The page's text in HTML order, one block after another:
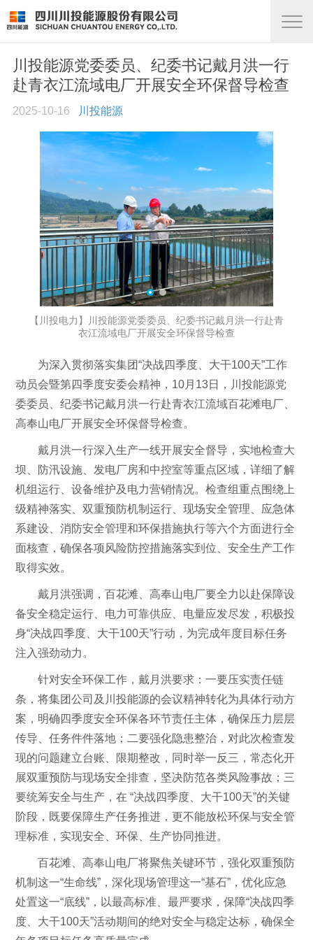
川投能源党委委员、纪委书记戴月洪一行
赴青衣江流域电厂开展安全环保督导检查
2025-10-16 川投能源
【川投电力】川投能源党委委员、纪委书记戴月洪一行赴青
衣江流域电厂开展安全环保督导检查
为深入贯彻落实集团“决战四季度、大干100天”工作
动员会暨第四季度安委会精神，10月13日，川投能源党
委委员、纪委书记戴月洪一行赴青衣江流域百花滩电厂、
高奉山电厂开展安全环保督导检查。
戴月洪一行深入生产一线开展安全督导，实地检查大
坝、防汛设施、发电厂房和中控室等重点区域，详细了解
机组运行、设备维护及电力营销情况。检查组重点围绕上
级精神落实、双重预防机制运行、现场安全管理、应急体
系建设、消防安全管理和环保措施执行等六个方面进行全
面核查，确保各项风险防控措施落实到位、安全生产工作
取得实效。
戴月洪强调，百花滩、高奉山电厂要全力以赴保障设
备安全稳定运行、电力可靠供应、电量应发尽发，积极投
身“决战四季度、大干100天”行动，为完成年度目标任务
注入强劲动力。
针对安全环保工作，戴月洪要求：一要压实责任链
条，将集团公司及川投能源的会议精神转化为具体行动方
案，明确四季度安全环保各环节责任主体，确保压力层层
传导、任务件件落地；二要强化隐患整治，对此次检查发
现的问题建立台账、限期整改，同时举一反三，常态化开
展双重预防与现场安全排查，坚决防范各类风险事故；三
要统筹安全与生产，在 “决战四季度、大干100天”的关键
阶段，既要保障生产任务推进，更不能放松环保与安全管
理标准，实现安全、环保、生产协同推进。
百花滩、高奉山电厂将聚焦关键环节，强化双重预防
机制这一“生命线”，深化现场管理这一“基石”，优化应急
处置这一“底线”，以最高标准、最严要求，保障“决战四季
度、大干100天”活动期间的绝对安全与稳定达标，确保全